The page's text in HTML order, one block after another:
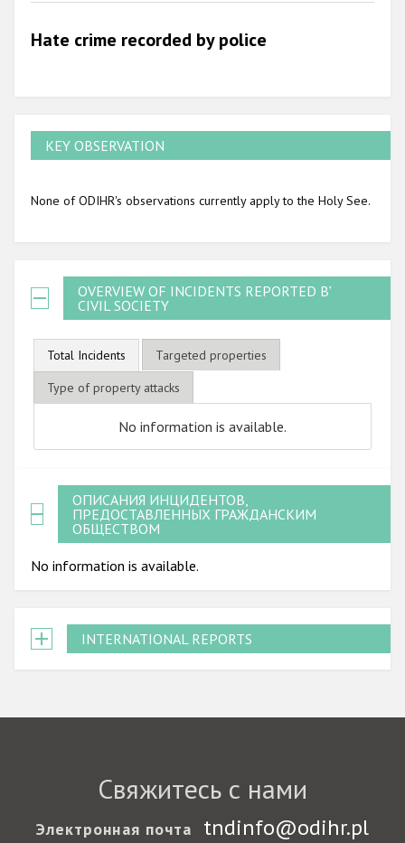
2009
Hate crime recorded by police
KEY OBSERVATION
None of ODIHR's observations currently apply to the Holy See.
OVERVIEW OF INCIDENTS REPORTED BY
CIVIL SOCIETY
Total Incidents
Targeted properties
Type of property attacks
No information is available.
ОПИСАНИЯ ИНЦИДЕНТОВ,
ПРЕДОСТАВЛЕННЫХ ГРАЖДАНСКИМ
ОБЩЕСТВОМ
No information is available.
INTERNATIONAL REPORTS
Свяжитесь с нами
Электронная почта tndinfo@odihr.pl